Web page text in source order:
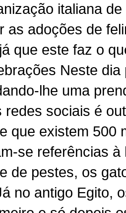
italiana
as adoções de
que este faz o
Neste
lhe uma
redes sociais é
que existem 500
se referências
de pestes, os
no antigo Egito,